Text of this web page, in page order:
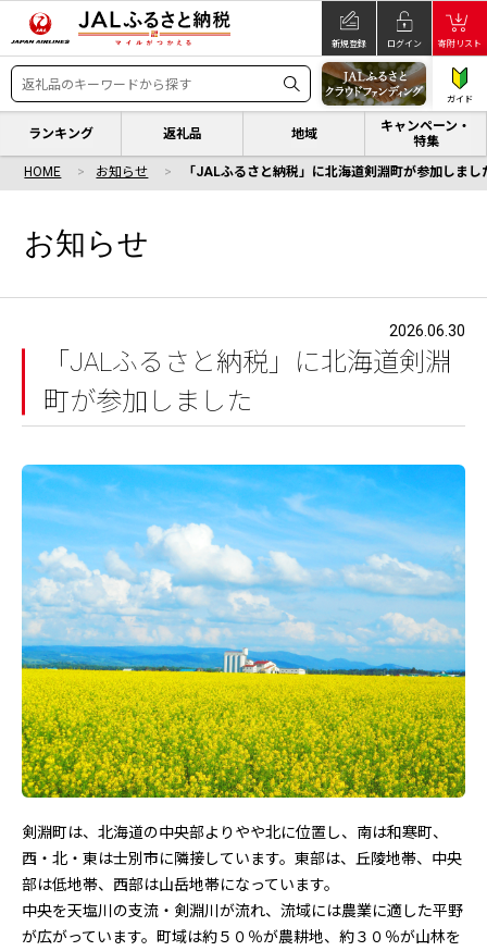
新規登録 ログイン 寄附リスト
ガイド
ランキング 返礼品 地域
キャンペーン・
特集
HOME お知らせ 「JALふるさと納税」に北海道剣淵町が参加しまし
お知らせ
2026.06.30
「JALふるさと納税」に北海道剣淵
町が参加しました
剣淵町は、北海道の中央部よりやや北に位置し、南は和寒町、
西・北・東は士別市に隣接しています。東部は、丘陵地帯、中央
部は低地帯、西部は山岳地帯になっています。
中央を天塩川の支流・剣淵川が流れ、流域には農業に適した平野
が広がっています。町域は約５０％が農耕地、約３０％が山林を